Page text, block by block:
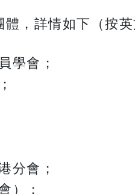
，詳情如下（按英
學會；
分會；
）；